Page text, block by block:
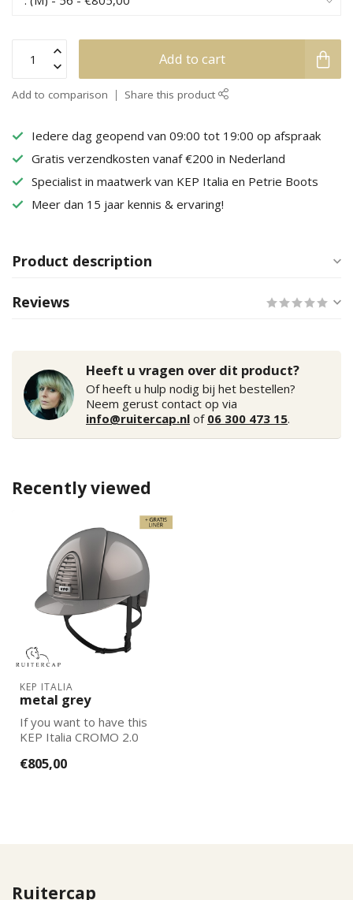
Add to cart
Add to comparison Share this product
Iedere dag geopend van 09:00 tot 19:00 op afspraak
Gratis verzendkosten vanaf €200 in Nederland
Specialist in maatwerk van KEP Italia en Petrie Boots
Meer dan 15 jaar kennis & ervaring!
Product description
Reviews
Heeft u vragen over dit product?
Of heeft u hulp nodig bij het bestellen?
Neem gerust contact op via
info@ruitercap.nl of 06 300 473 15.
Recently viewed
KEP ITALIA
metal grey
If you want to have this
KEP Italia CROMO 2.0
wishes, pl...
€805,00
Ruitercap